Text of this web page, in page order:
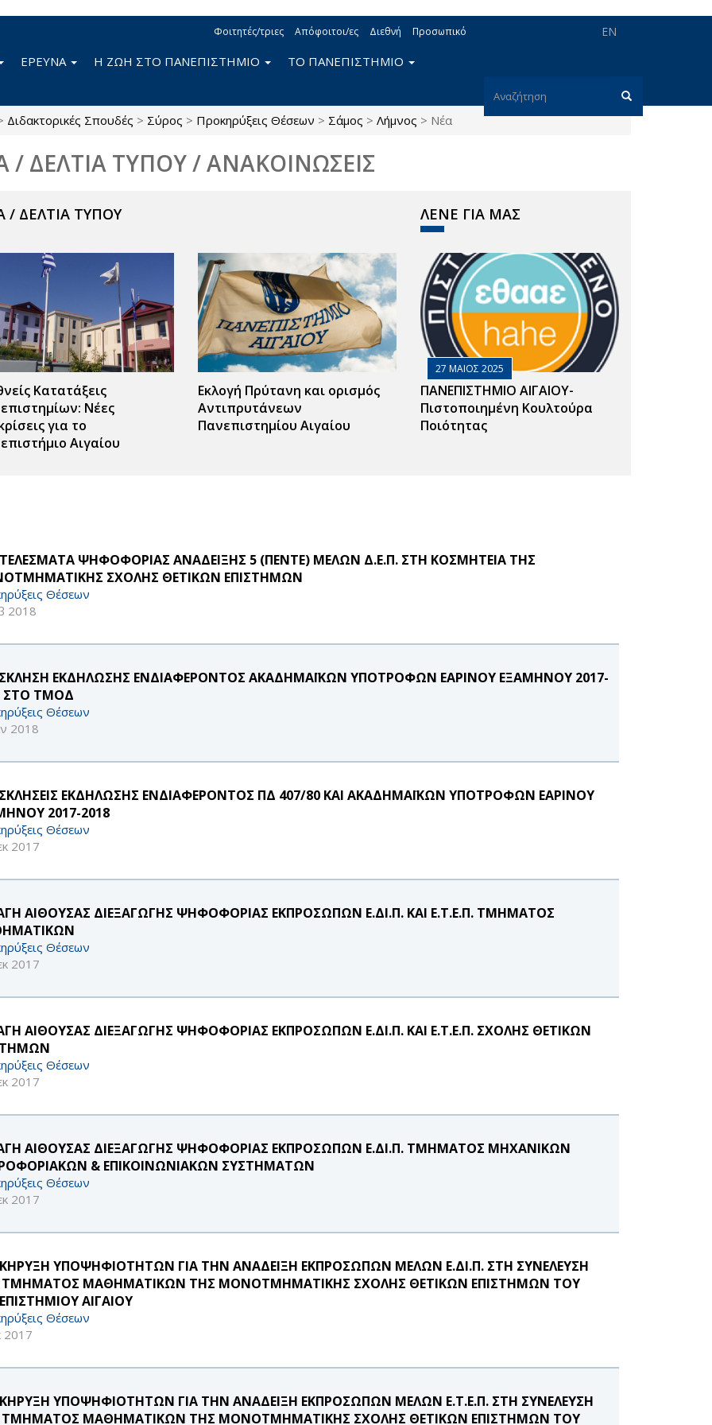
EN
Φοιτητές/τριες Απόφοιτοι/ες Διεθνή Προσωπικό
Φόρμα
ΕΡΕΥΝΑ Η ΖΩΗ ΣΤΟ ΠΑΝΕΠΙΣΤΗΜΙΟ ΤΟ ΠΑΝΕΠΙΣΤΗΜΙΟ
Διδακτορικές Σπουδές > Σύρος > Προκηρύξεις Θέσεων > Σάμος > Λήμνος > Νέα
/ ΔΕΛΤΙΑ ΤΥΠΟΥ / ΑΝΑΚΟΙΝΩΣΕΙΣ
/ ΔΕΛΤΙΑ ΤΥΠΟΥ
Κατατάξεις
Νέες
για το
Αιγαίου
Εκλογή Πρύτανη και ορισμός
Αντιπρυτάνεων
Πανεπιστημίου Αιγαίου
ΛΕΝΕ ΓΙΑ ΜΑΣ
27 ΜΑΙΟΣ 2025
ΠΑΝΕΠΙΣΤΗΜΙΟ ΑΙΓΑΙΟΥ-
Πιστοποιημένη Κουλτούρα
Ποιότητας
ΨΗΦΟΦΟΡΙΑΣ ΑΝΑΔΕΙΞΗΣ 5 (ΠΕΝΤΕ) ΜΕΛΩΝ Δ.Ε.Π. ΣΤΗ ΚΟΣΜΗΤΕΙΑ ΤΗΣ
ΣΧΟΛΗΣ ΘΕΤΙΚΩΝ ΕΠΙΣΤΗΜΩΝ
Θέσεων
2018
ΕΚΔΗΛΩΣΗΣ ΕΝΔΙΑΦΕΡΟΝΤΟΣ ΑΚΑΔΗΜΑΪΚΩΝ ΥΠΟΤΡΟΦΩΝ ΕΑΡΙΝΟΥ ΕΞΑΜΗΝΟΥ 2017-
ΣΤΟ ΤΜΟΔ
Θέσεων
2018
ΕΚΔΗΛΩΣΗΣ ΕΝΔΙΑΦΕΡΟΝΤΟΣ ΠΔ 407/80 ΚΑΙ ΑΚΑΔΗΜΑΪΚΩΝ ΥΠΟΤΡΟΦΩΝ ΕΑΡΙΝΟΥ
2017-2018
Θέσεων
2017
ΑΙΘΟΥΣΑΣ ΔΙΕΞΑΓΩΓΗΣ ΨΗΦΟΦΟΡΙΑΣ ΕΚΠΡΟΣΩΠΩΝ Ε.ΔΙ.Π. ΚΑΙ Ε.Τ.Ε.Π. ΤΜΗΜΑΤΟΣ
Θέσεων
2017
ΑΙΘΟΥΣΑΣ ΔΙΕΞΑΓΩΓΗΣ ΨΗΦΟΦΟΡΙΑΣ ΕΚΠΡΟΣΩΠΩΝ Ε.ΔΙ.Π. ΚΑΙ Ε.Τ.Ε.Π. ΣΧΟΛΗΣ ΘΕΤΙΚΩΝ
Θέσεων
2017
ΑΙΘΟΥΣΑΣ ΔΙΕΞΑΓΩΓΗΣ ΨΗΦΟΦΟΡΙΑΣ ΕΚΠΡΟΣΩΠΩΝ Ε.ΔΙ.Π. ΤΜΗΜΑΤΟΣ ΜΗΧΑΝΙΚΩΝ
& ΕΠΙΚΟΙΝΩΝΙΑΚΩΝ ΣΥΣΤΗΜΑΤΩΝ
Θέσεων
2017
ΥΠΟΨΗΦΙΟΤΗΤΩΝ ΓΙΑ ΤΗΝ ΑΝΑΔΕΙΞΗ ΕΚΠΡΟΣΩΠΩΝ ΜΕΛΩΝ Ε.ΔΙ.Π. ΣΤΗ ΣΥΝΕΛΕΥΣΗ
ΜΑΘΗΜΑΤΙΚΩΝ ΤΗΣ ΜΟΝΟΤΜΗΜΑΤΙΚΗΣ ΣΧΟΛΗΣ ΘΕΤΙΚΩΝ ΕΠΙΣΤΗΜΩΝ ΤΟΥ
ΑΙΓΑΙΟΥ
Θέσεων
2017
ΥΠΟΨΗΦΙΟΤΗΤΩΝ ΓΙΑ ΤΗΝ ΑΝΑΔΕΙΞΗ ΕΚΠΡΟΣΩΠΩΝ ΜΕΛΩΝ Ε.Τ.Ε.Π. ΣΤΗ ΣΥΝΕΛΕΥΣΗ
ΜΑΘΗΜΑΤΙΚΩΝ ΤΗΣ ΜΟΝΟΤΜΗΜΑΤΙΚΗΣ ΣΧΟΛΗΣ ΘΕΤΙΚΩΝ ΕΠΙΣΤΗΜΩΝ ΤΟΥ